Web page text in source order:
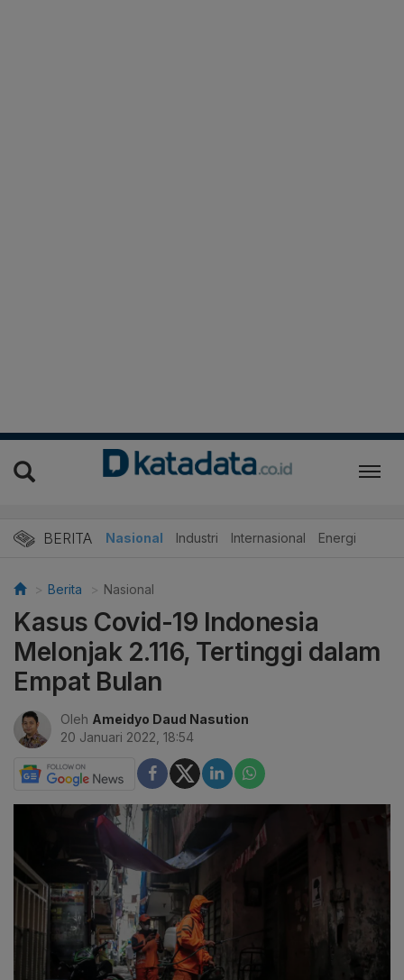
BERITA Nasional Industri Internasional Energi
Berita Nasional
Kasus Covid-19 Indonesia
Melonjak 2.116, Tertinggi dalam
Empat Bulan
Oleh Ameidyo Daud Nasution
20 Januari 2022, 18:54